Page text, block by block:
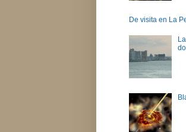
De visita en La